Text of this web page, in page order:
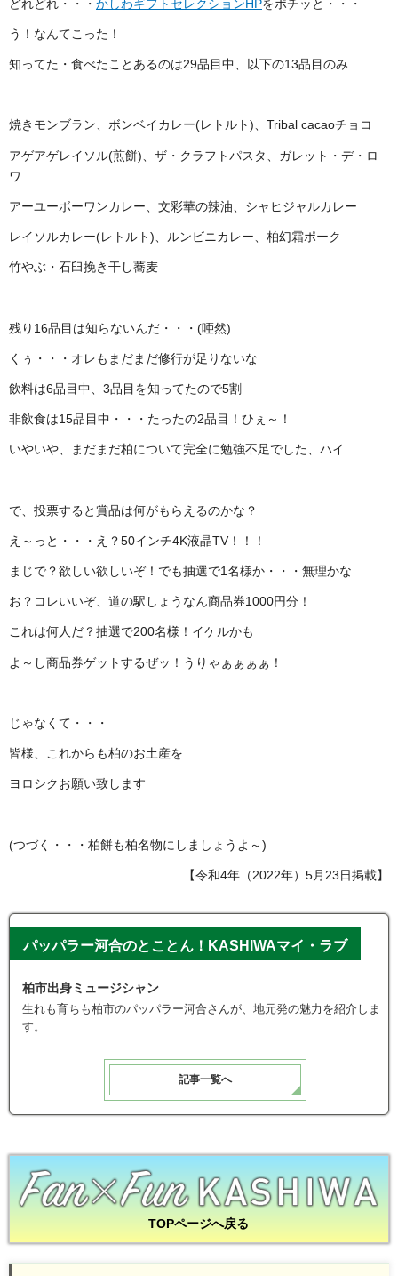
どれどれ・・・ かしわギフトセレクションHPをポチッと・・・
う！なんてこった！
知ってた・食べたことあるのは29品目中、以下の13品目のみ
焼きモンブラン、ボンベイカレー(レトルト)、Tribal cacaoチョコ
アゲアゲレイソル(煎餅)、ザ・クラフトパスタ、ガレット・デ・ロ
ワ
アーユーボーワンカレー、文彩華の辣油、シャヒジャルカレー
レイソルカレー(レトルト)、ルンビニカレー、柏幻霜ポーク
竹やぶ・石臼挽き干し蕎麦
残り16品目は知らないんだ・・・(唖然)
くぅ・・・オレもまだまだ修行が足りないな
飲料は6品目中、3品目を知ってたので5割
非飲食は15品目中・・・たったの2品目！ひぇ～！
いやいや、まだまだ柏について完全に勉強不足でした、ハイ
で、投票すると賞品は何がもらえるのかな？
え～っと・・・え？50インチ4K液晶TV！！！
まじで？欲しい欲しいぞ！でも抽選で1名様か・・・無理かな
お？コレいいぞ、道の駅しょうなん商品券1000円分！
これは何人だ？抽選で200名様！イケルかも
よ～し商品券ゲットするぜッ！うりゃぁぁぁぁ！
じゃなくて・・・
皆様、これからも柏のお土産を
ヨロシクお願い致します
(つづく・・・柏餅も柏名物にしましょうよ～)
【令和4年（2022年）5月23日掲載】
パッパラー河合のとことん！KASHIWAマイ・ラブ
柏市出身ミュージシャン
生れも育ちも柏市のパッパラー河合さんが、地元発の魅力を紹介しま
す。
記事一覧へ
TOPページへ戻る